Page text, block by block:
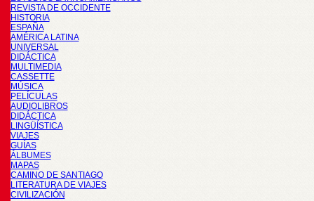
REVISTA DE OCCIDENTE
HISTORIA
ESPAÑA
AMÉRICA LATINA
UNIVERSAL
DIDÁCTICA
MULTIMEDIA
CASSETTE
MÚSICA
PELÍCULAS
AUDIOLIBROS
DIDÁCTICA
LINGÜÍSTICA
VIAJES
GUÍAS
ÁLBUMES
MAPAS
CAMINO DE SANTIAGO
LITERATURA DE VIAJES
CIVILIZACIÓN